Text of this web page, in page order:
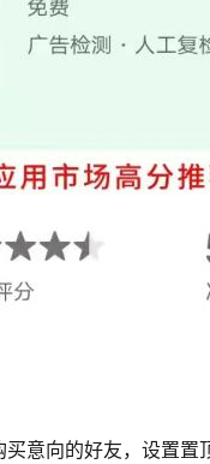
意向的好友，设置置